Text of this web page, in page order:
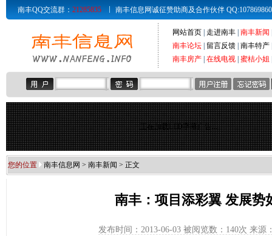
南丰QQ交流群： 21285835 南丰信息网诚征赞助商及合作伙伴
网站首页 走进南丰 南丰新闻
南丰论坛
留言反馈 南丰特产
南丰房产 在线电视 蜜桔小姐
正在加载LED字幕广告...
您的位置 南丰信息网 > 南丰新闻 > 正文
南丰：项目添彩翼 发展势
发布时间：2013-06-03 被阅览数： 140次 来源